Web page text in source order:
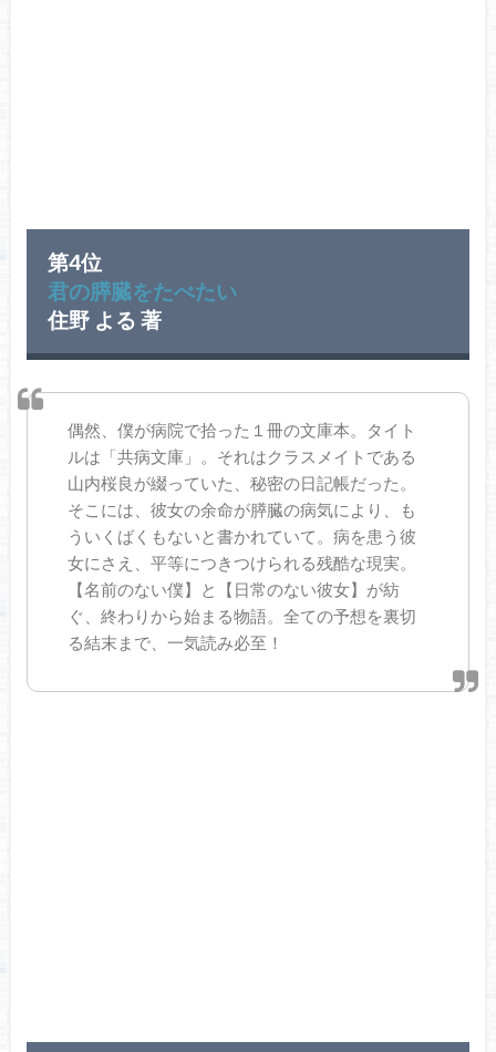
第4位
君の膵臓をたべたい
住野 よる 著
偶然、僕が病院で拾った１冊の文庫本。タイト
ルは「共病文庫」。それはクラスメイトである
山内桜良が綴っていた、秘密の日記帳だった。
そこには、彼女の余命が膵臓の病気により、も
ういくばくもないと書かれていて。病を患う彼
女にさえ、平等につきつけられる残酷な現実。
【名前のない僕】と【日常のない彼女】が紡
ぐ、終わりから始まる物語。全ての予想を裏切
る結末まで、一気読み必至！